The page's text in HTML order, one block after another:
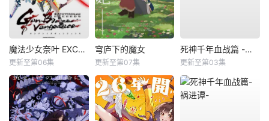
魔法少女奈叶 EXCEEDS Gun Blaze Vengeance
更新至第06集
穹庐下的魔女
更新至第07集
死神千年血战篇 -祸进谭-
更新至第03集